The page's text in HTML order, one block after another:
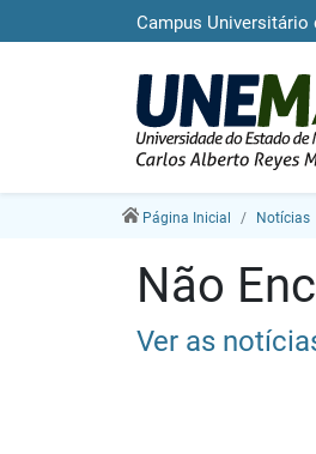
Campus Universitário
Página Inicial Notícias
Não
Ver as